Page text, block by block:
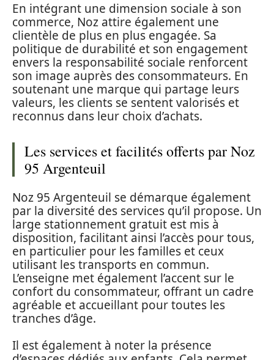
En intégrant une dimension sociale à son
commerce, Noz attire également une
clientèle de plus en plus engagée. Sa
politique de durabilité et son engagement
envers la responsabilité sociale renforcent
son image auprès des consommateurs. En
soutenant une marque qui partage leurs
valeurs, les clients se sentent valorisés et
reconnus dans leur choix d’achats.
Les services et facilités offerts par Noz
95 Argenteuil
Noz 95 Argenteuil se démarque également
par la diversité des services qu’il propose. Un
large stationnement gratuit est mis à
disposition, facilitant ainsi l’accès pour tous,
en particulier pour les familles et ceux
utilisant les transports en commun.
L’enseigne met également l’accent sur le
confort du consommateur, offrant un cadre
agréable et accueillant pour toutes les
tranches d’âge.
Il est également à noter la présence